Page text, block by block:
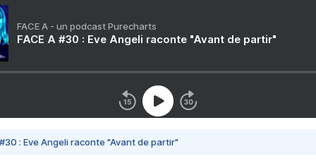
FACE A - un podcast Purecharts
FACE A #30 : Eve Angeli raconte "Avant de partir"
#30 : Eve Angeli raconte "Avant de partir"